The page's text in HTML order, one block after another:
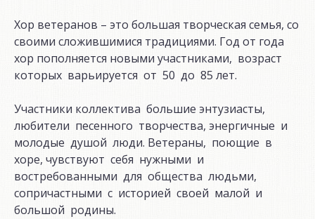
Хор ветеранов – это большая творческая семья, со
своими сложившимися традициями. Год от года
хор пополняется новыми участниками, возраст
которых варьируется от 50 до 85 лет.
Участники коллектива большие энтузиасты,
любители песенного творчества, энергичные и
молодые душой люди. Ветераны, поющие в
хоре, чувствуют себя нужными и
востребованными для общества людьми,
сопричастными с историей своей малой и
большой родины.